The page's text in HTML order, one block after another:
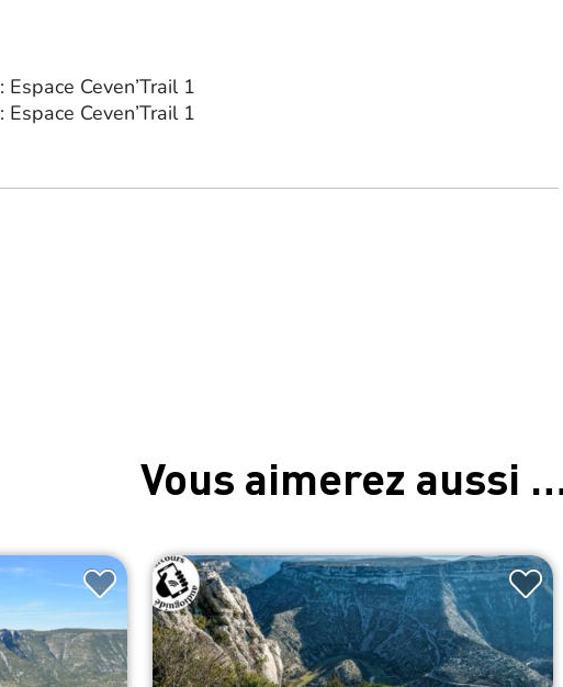
: Espace Ceven’Trail 1
: Espace Ceven’Trail 1
Vous aimerez aussi